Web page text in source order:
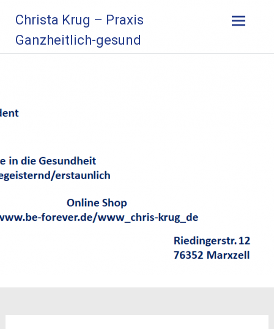
Inhalt
springen
Christa Krug – Praxis
Ganzheitlich-gesund